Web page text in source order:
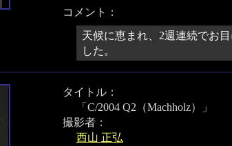
コメント：
天候に恵まれ、2週連続でお
した。
タイトル：
「C/2004 Q2（Machholz）」
撮影者：
西山 正弘